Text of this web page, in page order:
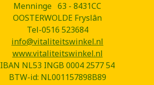
Menninge 63 - 8431CC
OOSTERWOLDE Fryslân
Tel-0516 523684
info@vitaliteitswinkel.nl
www.vitaliteitswinkel.nl
IBAN NL53 INGB 0004 2577 54
BTW-id: NL001157898B89